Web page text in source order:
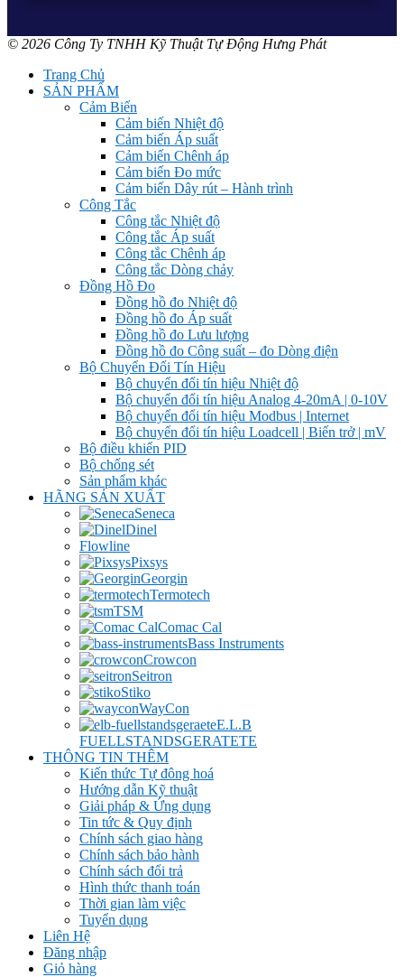
© 2026 Công Ty TNHH Kỹ Thuật Tự Động Hưng Phát
Trang Chủ
SẢN PHẨM
Cảm Biến
Cảm biến Nhiệt độ
Cảm biến Áp suất
Cảm biến Chênh áp
Cảm biến Đo mức
Cảm biến Dây rút – Hành trình
Công Tắc
Công tắc Nhiệt độ
Công tắc Áp suất
Công tắc Chênh áp
Công tắc Dòng chảy
Đồng Hồ Đo
Đồng hồ đo Nhiệt độ
Đồng hồ đo Áp suất
Đồng hồ đo Lưu lượng
Đồng hồ đo Công suất – đo Dòng điện
Bộ Chuyển Đổi Tín Hiệu
Bộ chuyển đổi tín hiệu Nhiệt độ
Bộ chuyển đổi tín hiệu Analog 4-20mA | 0-10V
Bộ chuyển đổi tín hiệu Modbus | Internet
Bộ chuyển đổi tín hiệu Loadcell | Biến trở | mV
Bộ điều khiển PID
Bộ chống sét
Sản phẩm khác
HÃNG SẢN XUẤT
Seneca
Dinel
Flowline
Pixsys
Georgin
Termotech
TSM
Comac Cal
Bass Instruments
Crowcon
Seitron
Stiko
WayCon
E.L.B
FUELLSTANDSGERATETE
THÔNG TIN THÊM
Kiến thức Tự đông hoá
Hướng dẫn Kỹ thuật
Giải pháp & Ứng dụng
Tin tức & Quy định
Chính sách giao hàng
Chính sách bảo hành
Chính sách đổi trả
Hình thức thanh toán
Thời gian làm việc
Tuyển dụng
Liên Hệ
Đăng nhập
Giỏ hàng